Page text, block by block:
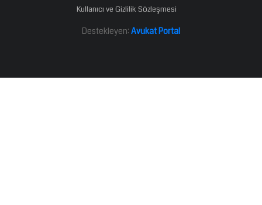
Kullanıcı ve Gizlilik Sözleşmesi
Destekleyen: Avukat Portal